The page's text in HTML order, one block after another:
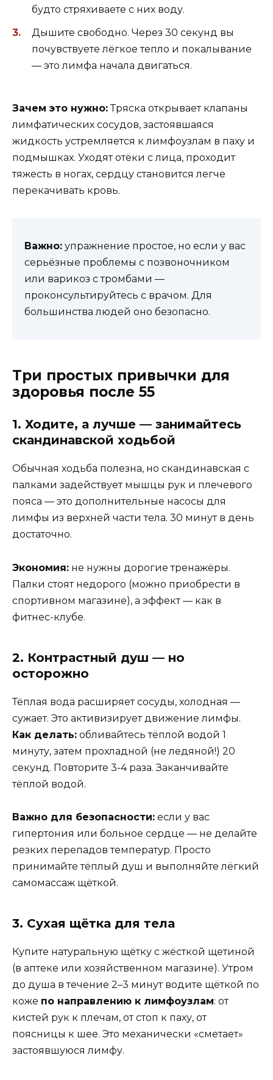
будто стряхиваете с них воду.
Дышите свободно. Через 30 секунд вы
почувствуете лёгкое тепло и покалывание
— это лимфа начала двигаться.
Зачем это нужно:Тряска открывает клапаны
лимфатических сосудов, застоявшаяся
жидкость устремляется к лимфоузлам в паху и
подмышках. Уходят отёки с лица, проходит
тяжесть в ногах, сердцу становится легче
перекачивать кровь.
Важно: упражнение простое, но если у вас
серьёзные проблемы с позвоночником
или варикоз с тромбами —
проконсультируйтесь с врачом. Для
большинства людей оно безопасно.
Три простых привычки для
здоровья после 55
1. Ходите, а лучше — занимайтесь
скандинавской ходьбой
Обычная ходьба полезна, но скандинавская с
палками задействует мышцы рук и плечевого
пояса — это дополнительные насосы для
лимфы из верхней части тела. 30 минут в день
достаточно.
Экономия: не нужны дорогие тренажёры.
Палки стоят недорого (можно приобрести в
спортивном магазине), а эффект — как в
фитнес-клубе.
2. Контрастный душ — но
осторожно
Тёплая вода расширяет сосуды, холодная —
сужает. Это активизирует движение лимфы.
Как делать: обливайтесь тёплой водой 1
минуту, затем прохладной (не ледяной!) 20
секунд. Повторите 3-4 раза. Заканчивайте
тёплой водой.
Важно для безопасности: если у вас
гипертония или больное сердце — не делайте
резких перепадов температур. Просто
принимайте тёплый душ и выполняйте лёгкий
самомассаж щёткой.
3. Сухая щётка для тела
Купите натуральную щётку с жёсткой щетиной
(в аптеке или хозяйственном магазине). Утром
до душа в течение 2–3 минут водите щёткой по
коже по направлению к лимфоузлам: от
кистей рук к плечам, от стоп к паху, от
поясницы к шее. Это механически «сметает»
застоявшуюся лимфу.